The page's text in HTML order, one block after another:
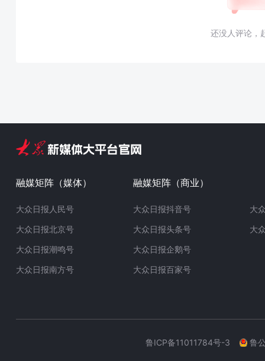
还没人评论，
融媒矩阵（媒体）
大众日报人民号
大众日报北京号
大众日报潮鸣号
大众日报南方号
融媒矩阵（商业）
大众日报抖音号
大众日报头条号
大众日报企鹅号
大众日报百家号
大
大
鲁ICP备11011784号-3 鲁